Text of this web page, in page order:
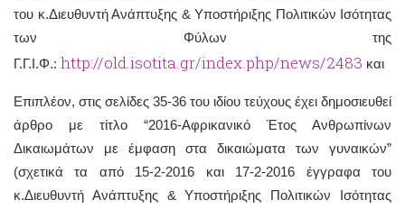
του κ.Διευθυντή Ανάπτυξης & Υποστήριξης Πολιτικών Ισότητας
των Φύλων της
Γ.Γ.Ι.Φ.: http://old.isotita.gr/index.php/news/2483 και
Επιπλέον, στις σελίδες 35-36 του ιδίου τεύχους έχει δημοσιευθεί
άρθρο με τίτλο “2016-Αφρικανικό Έτος Ανθρωπίνων
Δικαιωμάτων με έμφαση στα δικαιώματα των γυναικών”
(σχετικά τα από 15-2-2016 και 17-2-2016 έγγραφα του
κ.Διευθυντή Ανάπτυξης & Υποστήριξης Πολιτικών Ισότητας